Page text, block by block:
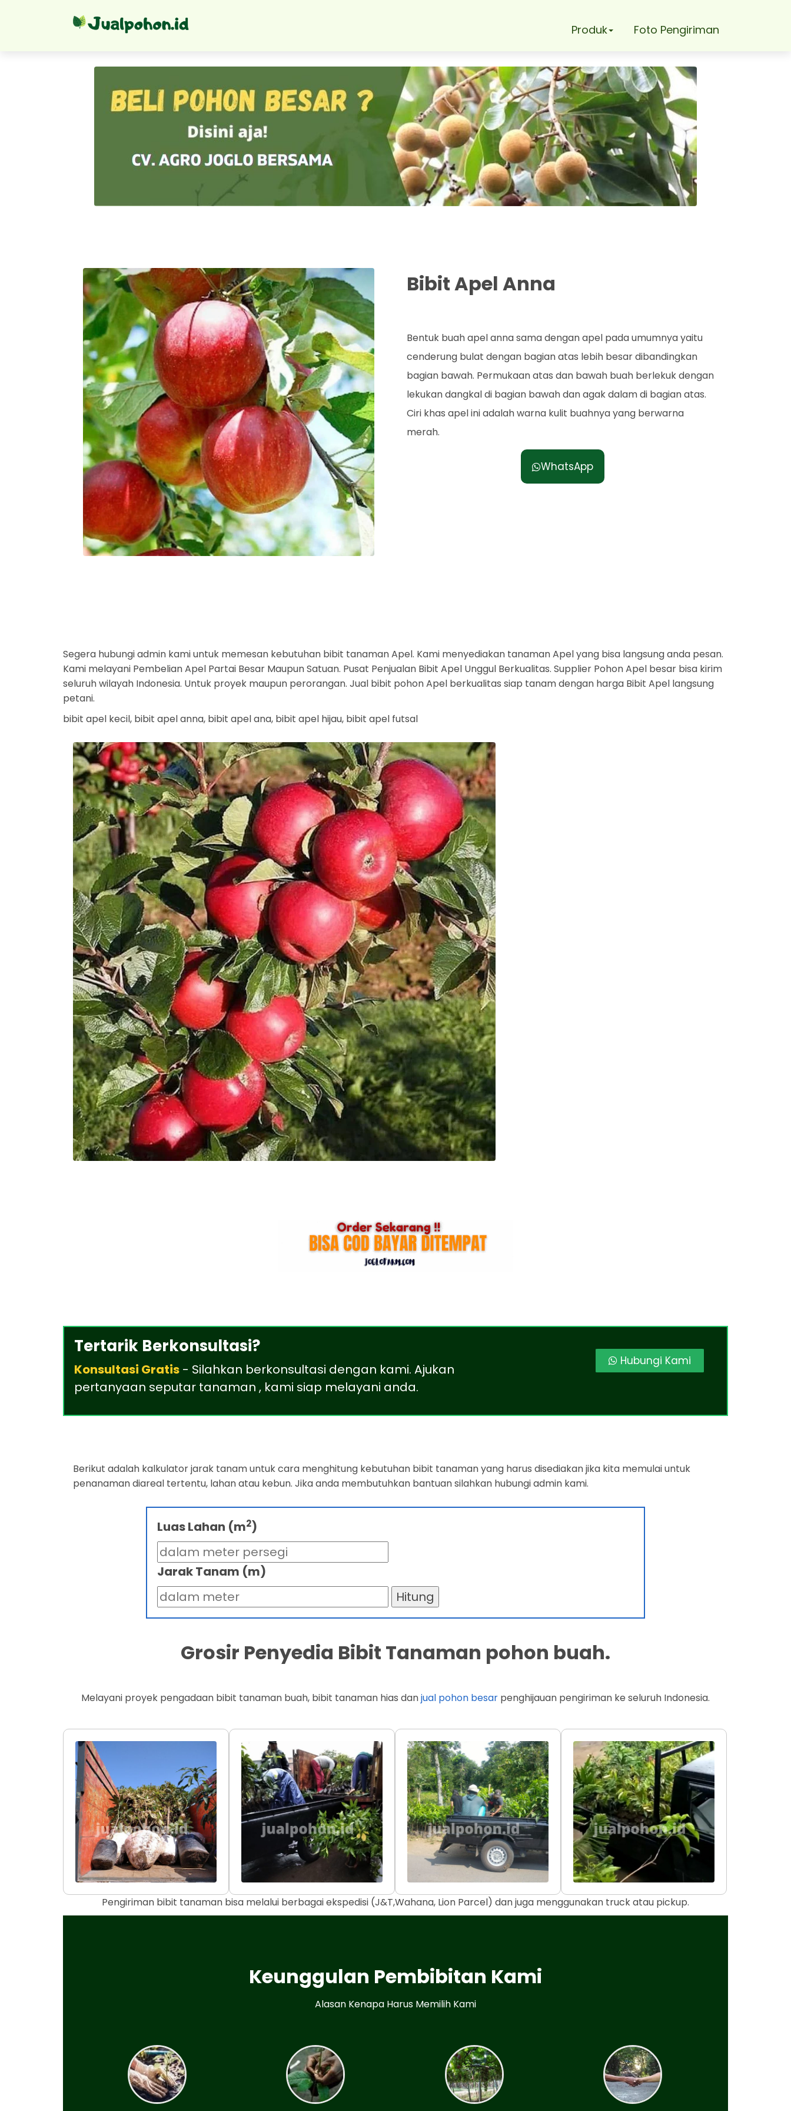
Produk Foto Pengiriman
Bibit Apel Anna
Bentuk buah apel anna sama dengan apel pada umumnya yaitu
cenderung bulat dengan bagian atas lebih besar dibandingkan
bagian bawah. Permukaan atas dan bawah buah berlekuk dengan
lekukan dangkal di bagian bawah dan agak dalam di bagian atas.
Ciri khas apel ini adalah warna kulit buahnya yang berwarna
merah.
WhatsApp
Segera hubungi admin kami untuk memesan kebutuhan bibit tanaman Apel. Kami menyediakan tanaman Apel yang bisa langsung anda pesan.
Kami melayani Pembelian Apel Partai Besar Maupun Satuan. Pusat Penjualan Bibit Apel Unggul Berkualitas. Supplier Pohon Apel besar bisa kirim
seluruh wilayah Indonesia. Untuk proyek maupun perorangan. Jual bibit pohon Apel berkualitas siap tanam dengan harga Bibit Apel langsung
petani.
bibit apel kecil, bibit apel anna, bibit apel ana, bibit apel hijau, bibit apel futsal
Tertarik Berkonsultasi?
Konsultasi Gratis - Silahkan berkonsultasi dengan kami. Ajukan
pertanyaan seputar tanaman , kami siap melayani anda.
Hubungi Kami
Berikut adalah kalkulator jarak tanam untuk cara menghitung kebutuhan bibit tanaman yang harus disediakan jika kita memulai untuk
penanaman diareal tertentu, lahan atau kebun. Jika anda membutuhkan bantuan silahkan hubungi admin kami.
Luas Lahan (m2)
Jarak Tanam (m)
Hitung
Grosir Penyedia Bibit Tanaman pohon buah.
Melayani proyek pengadaan bibit tanaman buah, bibit tanaman hias danjual pohon besar penghijauan pengiriman ke seluruh Indonesia.
Pengiriman bibit tanaman bisa melalui berbagai ekspedisi (J&T,Wahana, Lion Parcel) dan juga menggunakan truck atau pickup.
Keunggulan Pembibitan Kami
Alasan Kenapa Harus Memilih Kami